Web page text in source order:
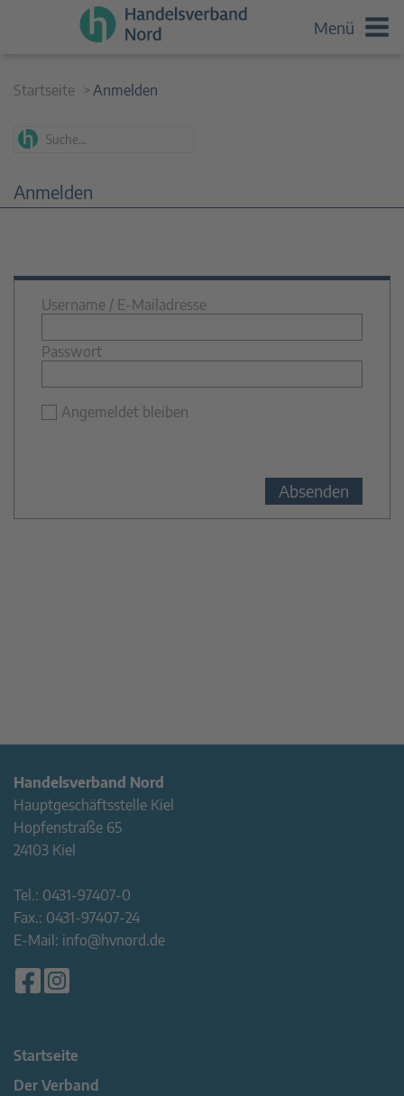
Menü
Startseite Anmelden
Anmelden
Username / E-Mailadresse
Passwort
Angemeldet bleiben
Handelsverband Nord
Hauptgeschäftsstelle Kiel
Hopfenstraße 65
24103 Kiel
Tel.: 0431-97407-0
Fax.: 0431-97407-24
E-Mail: info@hvnord.de
Startseite
Der Verband